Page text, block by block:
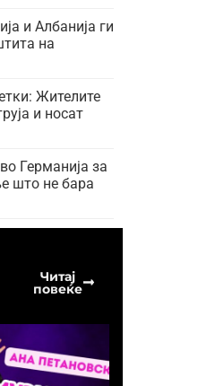
и Албанија ги
на
Жителите
и носат
Германија за
што не бара
Читај
повеќе